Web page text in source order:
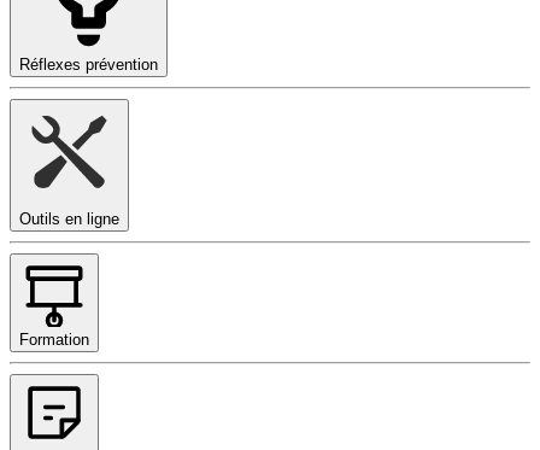
Réflexes prévention
Outils en ligne
Formation